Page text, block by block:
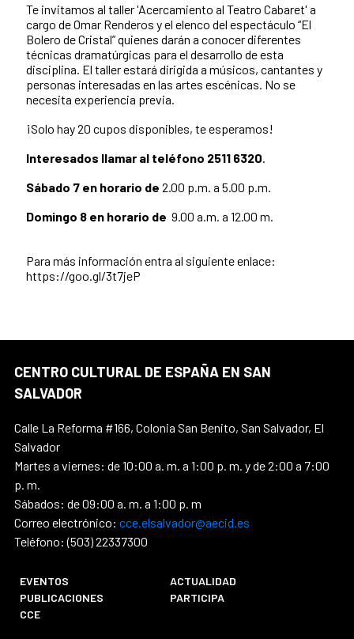
Te invitamos al taller 'Acercamiento al Teatro Cabaret' a
cargo de Omar Renderos y el elenco del espectáculo “El
Bolero de Cristal” quienes darán a conocer diferentes
técnicas dramatúrgicas para el desarrollo de esta
disciplina. El taller estará dirigida a músicos, cantantes y
personas interesadas en las artes escénicas. No se
necesita experiencia previa.
¡Solo hay 20 cupos disponibles, te esperamos!
Interesados llamar al teléfono 2511 6320
Sábado 7 en horario de 2.00 p.m. a 5.00 p.m.
Domingo 8 en horario de 9.00 a.m. a 12.00 m.
Para más información entra al siguiente enlace:
https://goo.gl/3t7jeP
CENTRO CULTURAL DE ESPAÑA EN SAN
SALVADOR
Calle La Reforma #166, Colonia San Benito, San Salvador, El
Salvador
Martes a viernes: de 10:00 a. m. a 1:00 p. m. y de 2:00 a 7:00
p. m.
Sábados: de 09:00 a. m. a 1:00 p. m
Correo electrónico: cce.elsalvador@aecid.es
Teléfono: (503) 22337300
EVENTOS
ACTUALIDAD
PUBLICACIONES
PARTICIPA
CCE